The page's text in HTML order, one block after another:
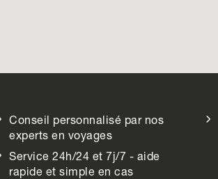
Conseil personnalisé par nos
experts en voyages
Service 24h/24 et 7j/7 - aide
rapide et simple en cas